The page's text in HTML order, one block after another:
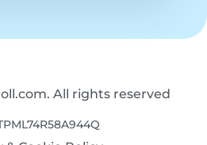
All rights reserved